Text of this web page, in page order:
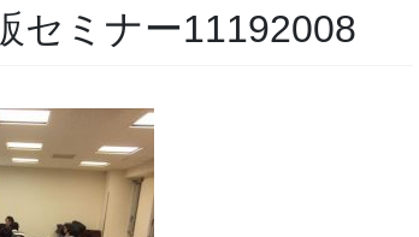
セミナー11192008